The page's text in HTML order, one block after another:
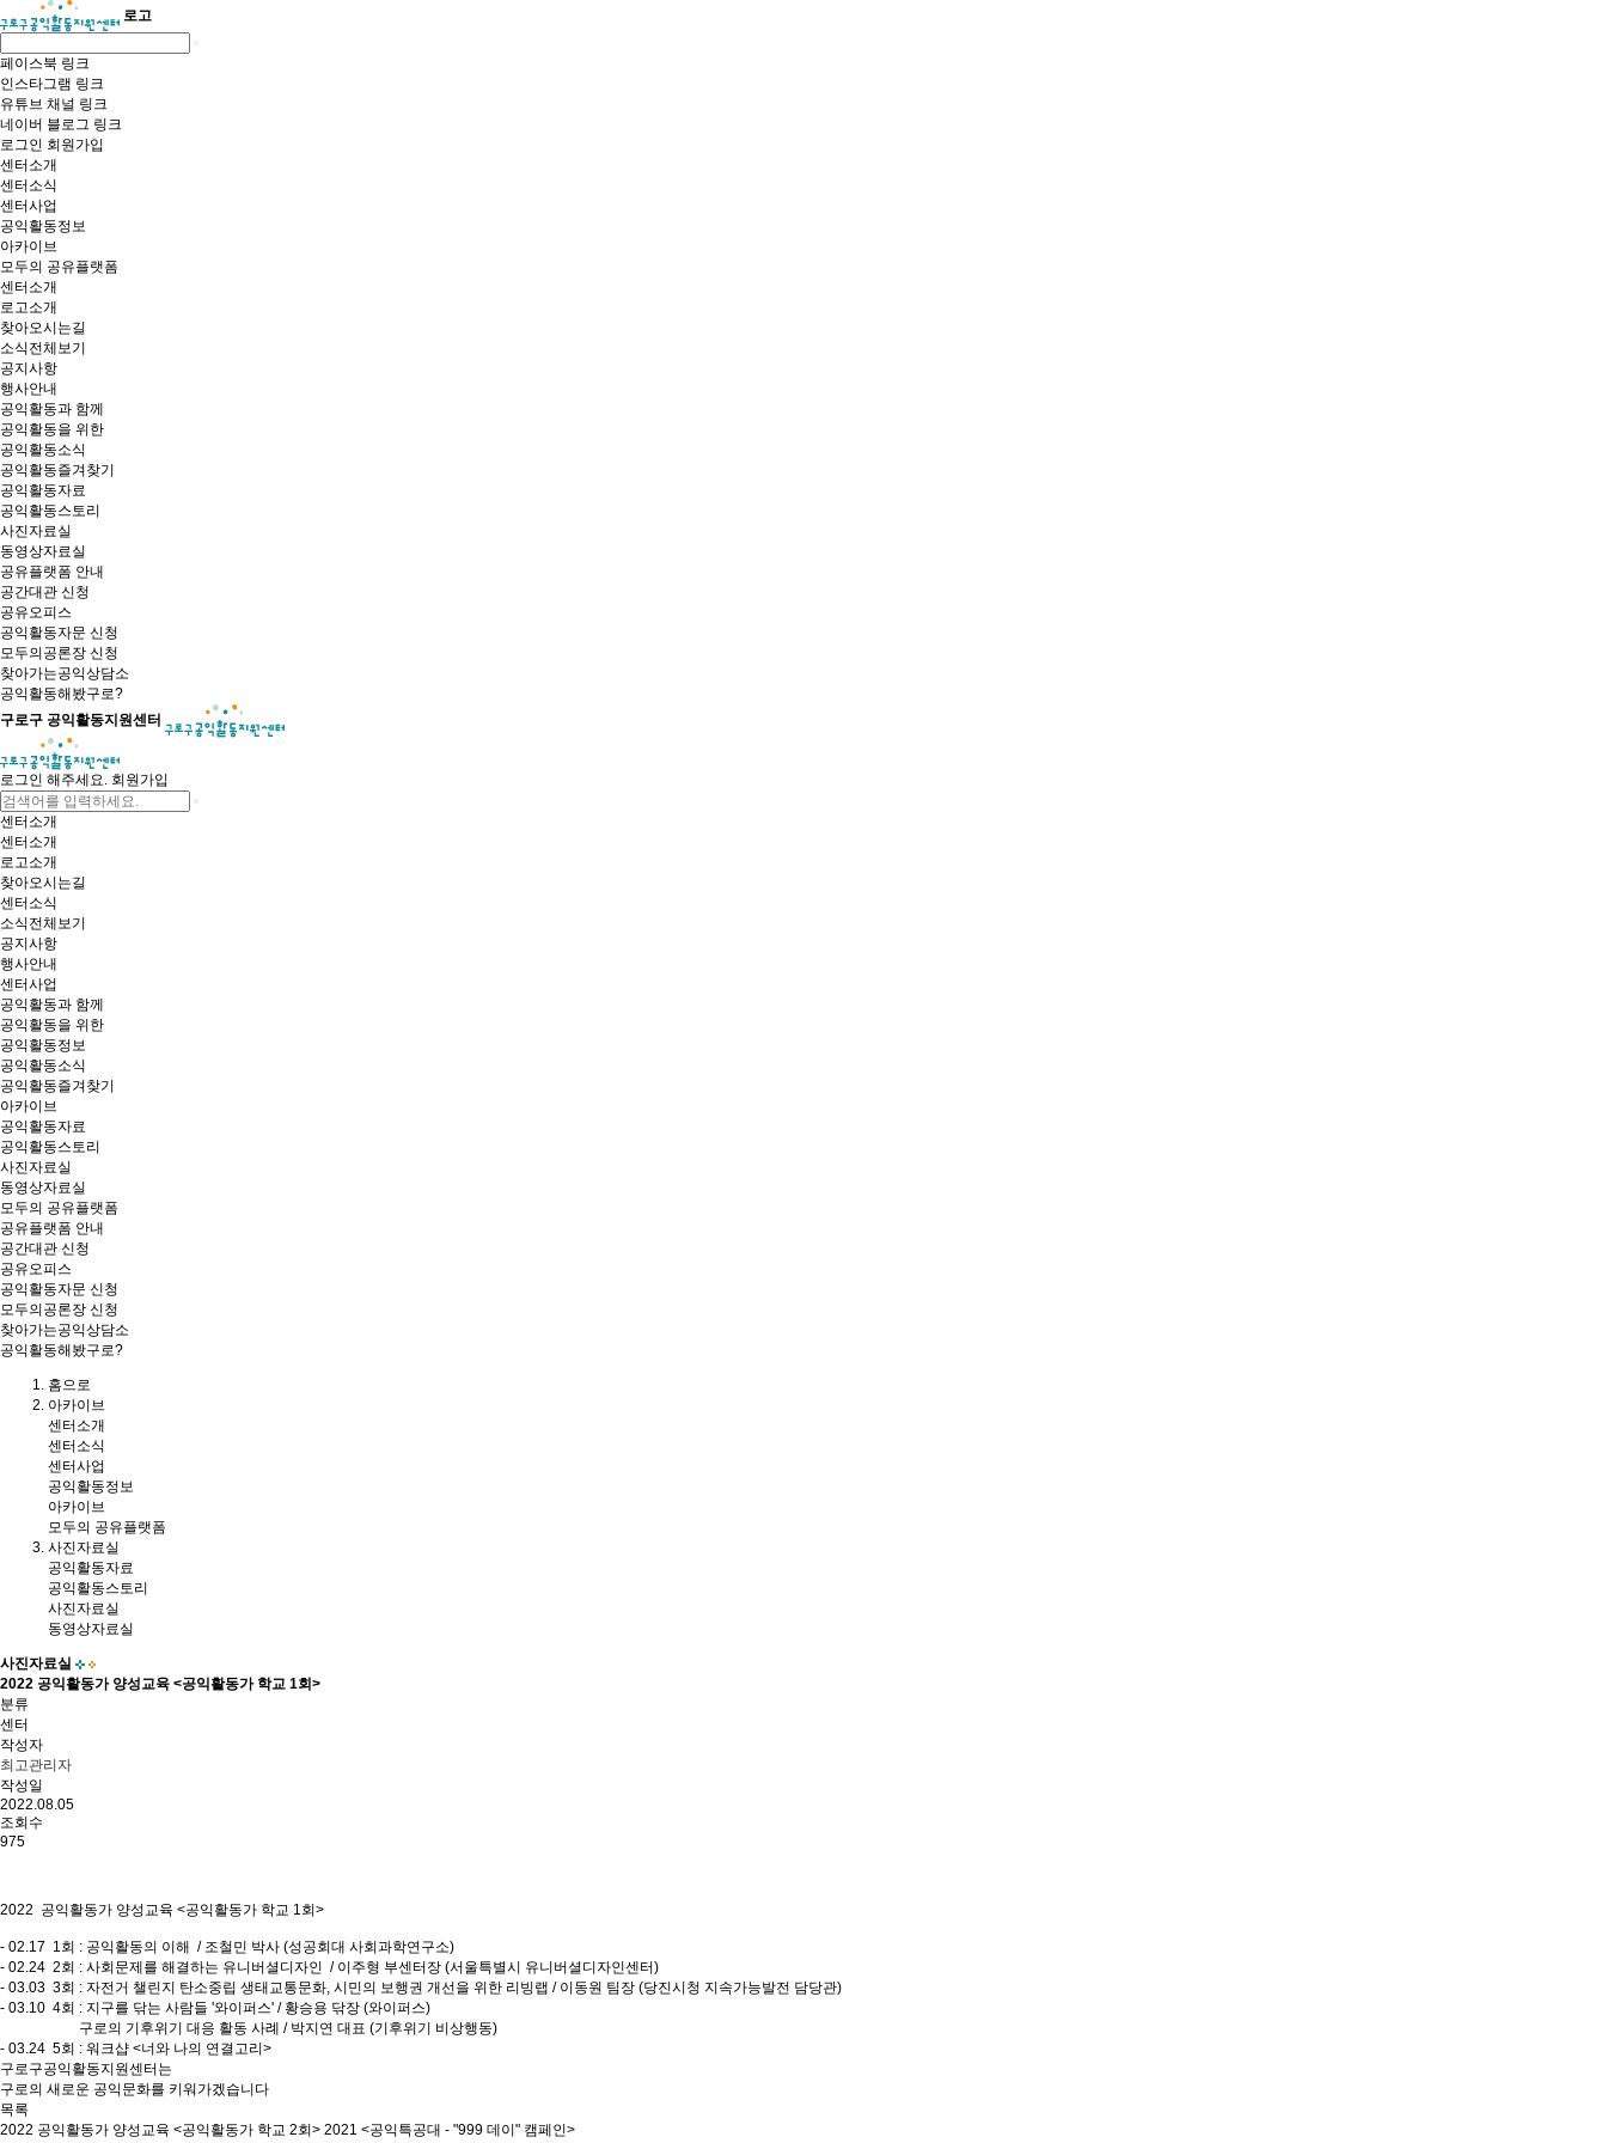
로고
페이스북 링크
인스타그램 링크
유튜브 채널 링크
네이버 블로그 링크
로그인 회원가입
센터소개
센터소식
센터사업
공익활동정보
아카이브
모두의 공유플랫폼
센터소개
로고소개
찾아오시는길
소식전체보기
공지사항
행사안내
공익활동과 함께
공익활동을 위한
공익활동소식
공익활동즐겨찾기
공익활동자료
공익활동스토리
사진자료실
동영상자료실
공유플랫폼 안내
공간대관 신청
공유오피스
공익활동자문 신청
모두의공론장 신청
찾아가는공익상담소
공익활동해봤구로?
구로구 공익활동지원센터
로그인 해주세요. 회원가입
센터소개
센터소개
로고소개
찾아오시는길
센터소식
소식전체보기
공지사항
행사안내
센터사업
공익활동과 함께
공익활동을 위한
공익활동정보
공익활동소식
공익활동즐겨찾기
아카이브
공익활동자료
공익활동스토리
사진자료실
동영상자료실
모두의 공유플랫폼
공유플랫폼 안내
공간대관 신청
공유오피스
공익활동자문 신청
모두의공론장 신청
찾아가는공익상담소
공익활동해봤구로?
홈으로
아카이브
센터소개
센터소식
센터사업
공익활동정보
아카이브
모두의 공유플랫폼
사진자료실
공익활동자료
공익활동스토리
사진자료실
동영상자료실
사진자료실
2022 공익활동가 양성교육 <공익활동가 학교 1회>
분류
센터
작성자
최고관리자
작성일
2022.08.05
조회수
975
2022 공익활동가 양성교육 <공익활동가 학교 1회>
- 02.17 1회 : 공익활동의 이해 / 조철민 박사 (성공회대 사회과학연구소)
- 02.24 2회 : 사회문제를 해결하는 유니버셜디자인 / 이주형 부센터장 (서울특별시 유니버셜디자인센터)
- 03.03 3회 : 자전거 챌린지 탄소중립 생태교통문화, 시민의 보행권 개선을 위한 리빙랩 / 이동원 팀장 (당진시청 지속가능발전 담당관)
- 03.10 4회 : 지구를 닦는 사람들 '와이퍼스' / 황승용 닦장 (와이퍼스)
구로의 기후위기 대응 활동 사례 / 박지연 대표 (기후위기 비상행동)
- 03.24 5회 : 워크샵 <너와 나의 연결고리>
구로구공익활동지원센터는
구로의 새로운 공익문화를 키워가겠습니다
목록
2022 공익활동가 양성교육 <공익활동가 학교 2회> 2021 <공익특공대 - "999 데이" 캠페인>